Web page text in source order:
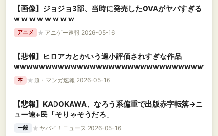
【画像】ジョジョ3部、当時に発売したOVAがヤバすぎる
w w w w w w w w
アニメ ★ アニゲー速報 2026-05-16
【悲報】ヒロアカとかいう過小評価されすぎな作品
本 ★ 超・マンガ速報 2026-05-16
【悲報】KADOKAWA、なろう系偏重で出版赤字転落→ニ
ュー速+民「そりゃそうだろ」
一般 ★ ヤバイ！ニュース 2026-05-16